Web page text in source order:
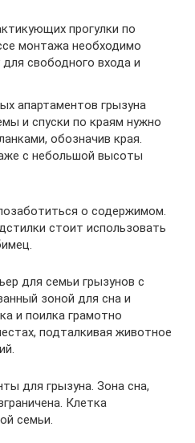
прогулки по
монтажа необходимо
свободного входа и
апартаментов грызуна
и спуски по краям нужно
обозначив края.
с небольшой высоты
о содержимом.
стоит использовать
для семьи грызунов с
зоной для сна и
и поилка грамотно
подталкивая животное
для грызуна. Зона сна,
Клетка
семьи.